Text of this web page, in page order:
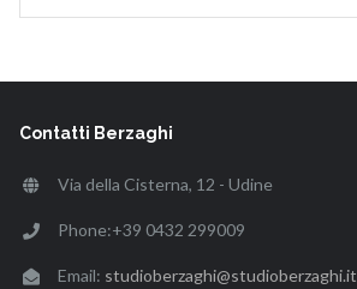
Contatti Berzaghi
Via della Cisterna, 12 - Udine
Phone:+39 0432 299009
Email: studioberzaghi@studioberzaghi.it